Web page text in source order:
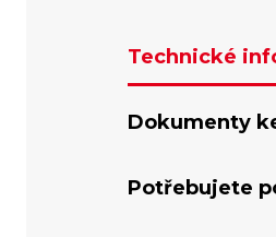
Technické
Dokumenty
Potřebujete